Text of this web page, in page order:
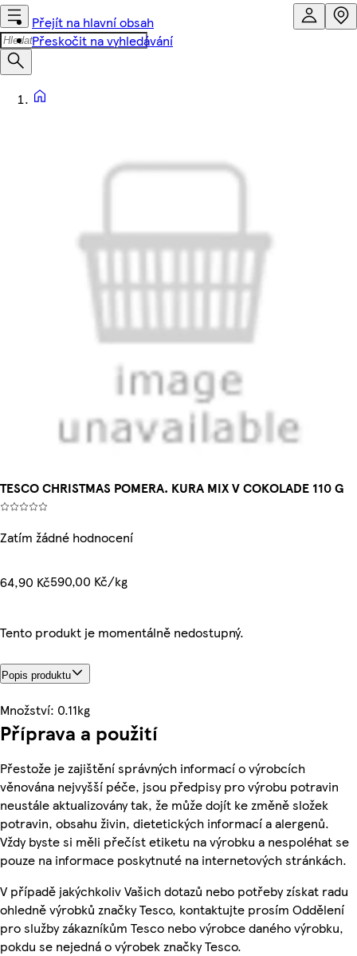
Přejít na hlavní obsah
Přeskočit na vyhledávání
TESCO CHRISTMAS POMERA. KURA MIX V COKOLADE 110 G
Zatím žádné hodnocení
64,90 Kč590,00 Kč/kg
Tento produkt je momentálně nedostupný.
Popis produktu
Množství: 0.11kg
Příprava a použití
Přestože je zajištění správných informací o výrobcích
věnována nejvyšší péče, jsou předpisy pro výrobu potravin
neustále aktualizovány tak, že může dojít ke změně složek
potravin, obsahu živin, dietetických informací a alergenů.
Vždy byste si měli přečíst etiketu na výrobku a nespoléhat se
pouze na informace poskytnuté na internetových stránkách.
V případě jakýchkoliv Vašich dotazů nebo potřeby získat radu
ohledně výrobků značky Tesco, kontaktujte prosím Oddělení
pro služby zákazníkům Tesco nebo výrobce daného výrobku,
pokdu se nejedná o výrobek značky Tesco.